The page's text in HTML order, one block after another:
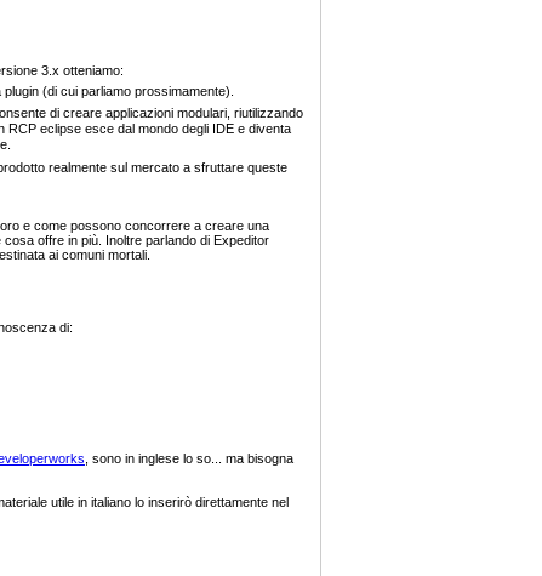
3.x otteniamo:
(di cui parliamo prossimamente).
di creare applicazioni modulari, riutilizzando
eclipse esce dal mondo degli IDE e diventa
realmente sul mercato a sfruttare queste
e come possono concorrere a creare una
offre in più. Inoltre parlando di Expeditor
ai comuni mortali.
di:
, sono in inglese lo so... ma bisogna
utile in italiano lo inserirò direttamente nel